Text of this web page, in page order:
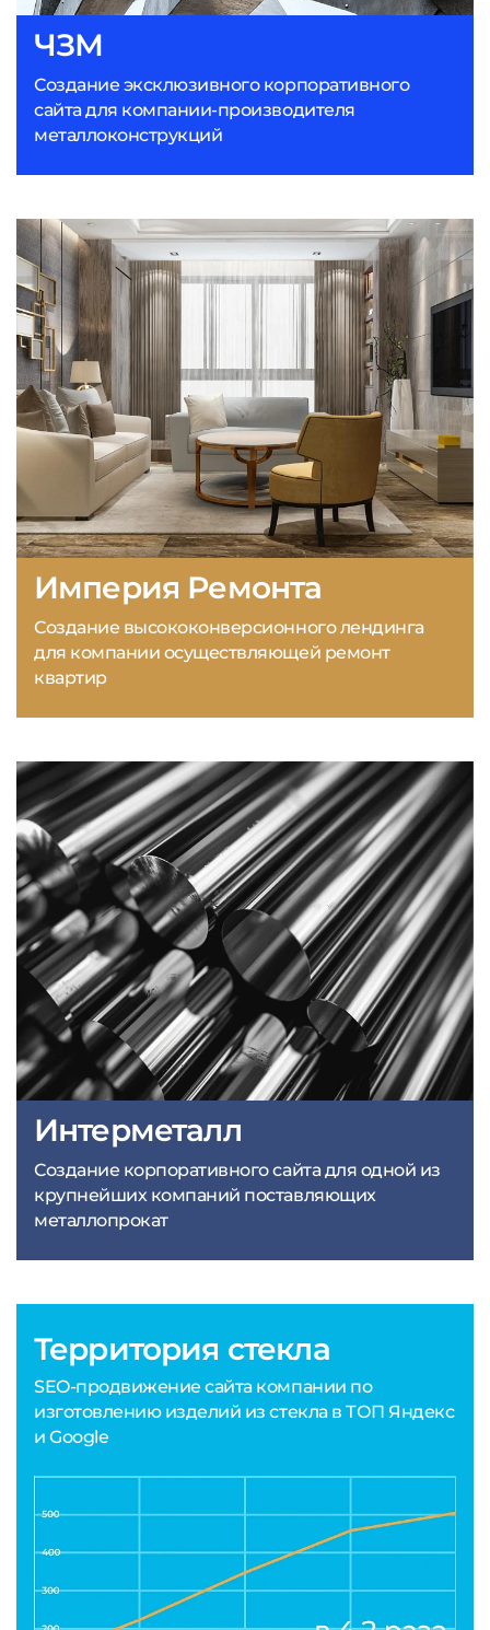
Империя Ремонта
Создание высококонверсионного лендинга
для компании осуществляющей ремонт
квартир
Территория стекла
SEO-продвижение сайта компании по
изготовлению изделий из стекла в ТОП Яндекс
и Google
ЧЗМ
Создание эксклюзивного корпоративного
сайта для компании-производителя
металлоконструкций
Интерметалл
Создание корпоративного сайта для одной из
крупнейших компаний поставляющих
металлопрокат